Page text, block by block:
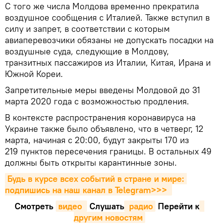
С того же числа Молдова временно прекратила
воздушное сообщения с Италией. Также вступил в
силу и запрет, в соответствии с которым
авиаперевозчики обязаны не допускать посадки на
воздушные суда, следующие в Молдову,
транзитных пассажиров из Италии, Китая, Ирана и
Южной Кореи.
Запретительные меры введены Молдовой до 31
марта 2020 года с возможностью продления.
В контексте распространения коронавируса на
Украине также было объявлено, что в четверг, 12
марта, начиная с 20:00, будут закрыты 170 из
219 пунктов пересечения границы. В остальных 49
должны быть открыты карантинные зоны.
Будь в курсе всех событий в стране и мире:
подпишись на наш канал в Telegram>>>
Смотреть видео Cлушать радио Перейти к
другим новостям